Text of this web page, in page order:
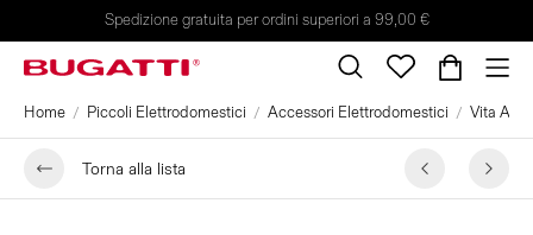
Spedizione gratuita per ordini superiori a 99,00 €
Home Piccoli Elettrodomestici Accessori Elettrodomestici Vita
Torna alla lista